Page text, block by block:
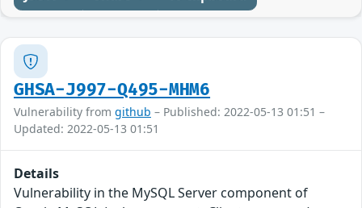
GHSA-J997-Q495-MHM6
Vulnerability from github – Published: 2022-05-13 01:51 –
Updated: 2022-05-13 01:51
Details
Vulnerability in the MySQL Server component of